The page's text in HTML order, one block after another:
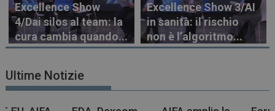
Excellence Show
4/Dai silos al team: la
cura cambia quando...
Excellence Show 3/AI
in sanità: il rischio
non è l’algoritmo...
Ultime Notizie